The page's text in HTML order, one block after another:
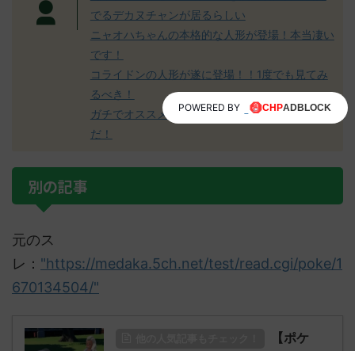
でるデカヌチャンが居るらしい
ニャオハちゃんの本格的な人形が登場！本当凄い
です！
コライドンの人形が遂に登場！！1度でも見てみ
るべき！
ガチでオススメのポケモンSVの攻略本はこれ
だ！
別の記事
元のス
レ： "https://medaka.5ch.net/test/read.cgi/poke/1
670134504/"
【ポケ
POWERED BY